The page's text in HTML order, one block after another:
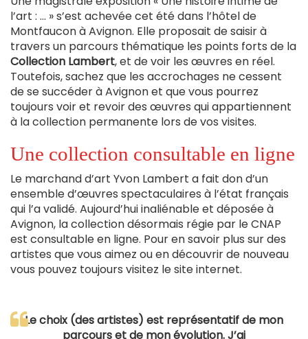
l’art : … » s’est achevée cet été dans l’hôtel de
Montfaucon à Avignon. Elle proposait de saisir à
travers un parcours thématique les points forts de la
Collection Lambert, et de voir les œuvres en réel.
Toutefois, sachez que les accrochages ne cessent
de se succéder à Avignon et que vous pourrez
toujours voir et revoir des œuvres qui appartiennent
à la collection permanente lors de vos visites.
Une collection consultable en ligne
Le marchand d’art Yvon Lambert a fait don d’un
ensemble d’œuvres spectaculaires à l’état français
qui l’a validé. Aujourd’hui inaliénable et déposée à
Avignon, la collection désormais régie par le CNAP
est consultable en ligne. Pour en savoir plus sur des
artistes que vous aimez ou en découvrir de nouveau
vous pouvez toujours visitez le site internet.
Le choix (des artistes) est représentatif de mon
parcours et de mon évolution. J’ai